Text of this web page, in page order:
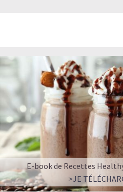
E-book de Recettes
>JE